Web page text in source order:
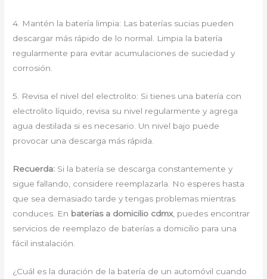
4. Mantén la batería limpia: Las baterías sucias pueden
descargar más rápido de lo normal. Limpia la batería
regularmente para evitar acumulaciones de suciedad y
corrosión.
5. Revisa el nivel del electrolito: Si tienes una batería con
electrolito líquido, revisa su nivel regularmente y agrega
agua destilada si es necesario. Un nivel bajo puede
provocar una descarga más rápida.
Recuerda: Si la batería se descarga constantemente y
sigue fallando, considere reemplazarla. No esperes hasta
que sea demasiado tarde y tengas problemas mientras
conduces. En baterias a domicilio cdmx, puedes encontrar
servicios de reemplazo de baterías a domicilio para una
fácil instalación.
¿Cuál es la duración de la batería de un automóvil cuando